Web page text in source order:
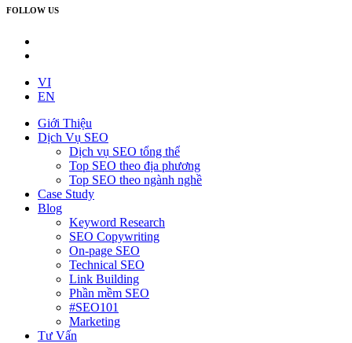
FOLLOW US
VI
EN
Giới Thiệu
Dịch Vụ SEO
Dịch vụ SEO tổng thể
Top SEO theo địa phương
Top SEO theo ngành nghề
Case Study
Blog
Keyword Research
SEO Copywriting
On-page SEO
Technical SEO
Link Building
Phần mềm SEO
#SEO101
Marketing
Tư Vấn